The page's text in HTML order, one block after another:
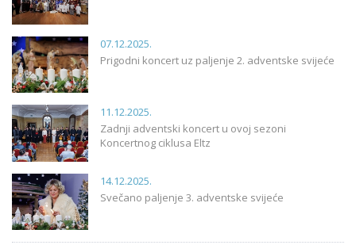
07.12.2025.
Prigodni koncert uz paljenje 2. adventske svijeće
11.12.2025.
Zadnji adventski koncert u ovoj sezoni
Koncertnog ciklusa Eltz
14.12.2025.
Svečano paljenje 3. adventske svijeće